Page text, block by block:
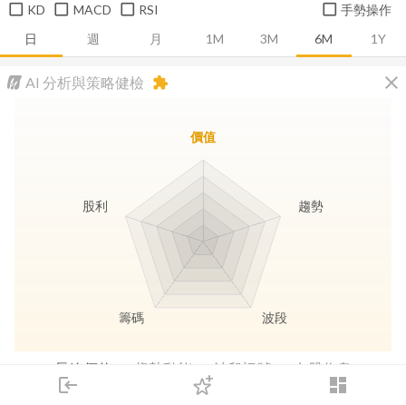
login dashboard
下單
日 週 月 1M 3M 6M 1Y
KD MACD RSI 手勢操作
AI 分析與策略健檢 close
extension
長線價值 趨勢動能 波段訊號 存股收息
價值
趨勢
波段
籌碼
股利